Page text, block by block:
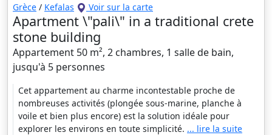
Grèce / Kefalas Voir sur la carte
Apartment \"pali\" in a traditional crete
stone building
Appartement 50 m², 2 chambres, 1 salle de bain,
jusqu'à 5 personnes
Cet appartement au charme incontestable proche de
nombreuses activités (plongée sous-marine, planche à
voile et bien plus encore) est la solution idéale pour
explorer les environs en toute simplicité. ... lire la suite